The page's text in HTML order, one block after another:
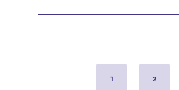
1 2